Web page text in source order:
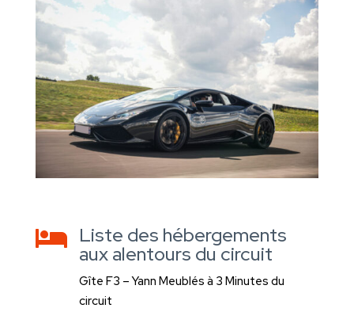
 Liste des hébergements
aux alentours du circuit
Gîte F3 – Yann Meublés à 3 Minutes du
circuit